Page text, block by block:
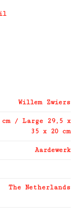
Willem Zwiers
/ Large 29,5 x
35 x 20 cm
Aardewerk
The Netherlands